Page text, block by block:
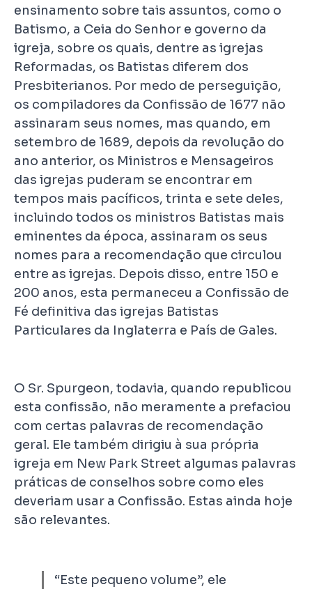
ensinamento sobre tais assuntos, como o
Batismo, a Ceia do Senhor e governo da
igreja, sobre os quais, dentre as igrejas
Reformadas, os Batistas diferem dos
Presbiterianos. Por medo de perseguição,
os compiladores da Confissão de 1677 não
assinaram seus nomes, mas quando, em
setembro de 1689, depois da revolução do
ano anterior, os Ministros e Mensageiros
das igrejas puderam se encontrar em
tempos mais pacíficos, trinta e sete deles,
incluindo todos os ministros Batistas mais
eminentes da época, assinaram os seus
nomes para a recomendação que circulou
entre as igrejas. Depois disso, entre 150 e
200 anos, esta permaneceu a Confissão de
Fé definitiva das igrejas Batistas
Particulares da Inglaterra e País de Gales.
O Sr. Spurgeon, todavia, quando republicou
esta confissão, não meramente a prefaciou
com certas palavras de recomendação
geral. Ele também dirigiu à sua própria
igreja em New Park Street algumas palavras
práticas de conselhos sobre como eles
deveriam usar a Confissão. Estas ainda hoje
são relevantes.
“Este pequeno volume”, ele